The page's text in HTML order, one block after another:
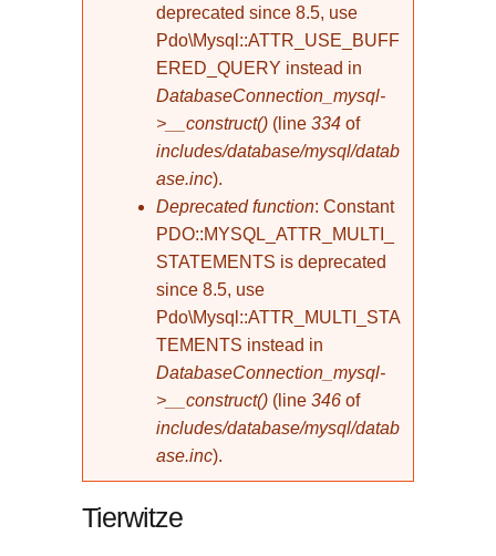
deprecated since 8.5, use
Pdo\Mysql::ATTR_USE_BUFF
ERED_QUERY instead in
DatabaseConnection_mysql-
>__construct() (line 334 of
includes/database/mysql/datab
ase.inc).
Deprecated function: Constant
PDO::MYSQL_ATTR_MULTI_
STATEMENTS is deprecated
since 8.5, use
Pdo\Mysql::ATTR_MULTI_STA
TEMENTS instead in
DatabaseConnection_mysql-
>__construct() (line 346 of
includes/database/mysql/datab
ase.inc).
Tierwitze